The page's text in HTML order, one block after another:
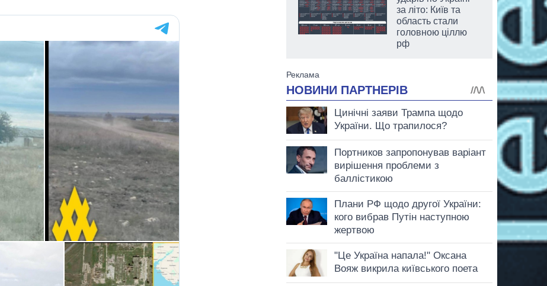
за літо: Київ та
область стали
головною ціллю
рф